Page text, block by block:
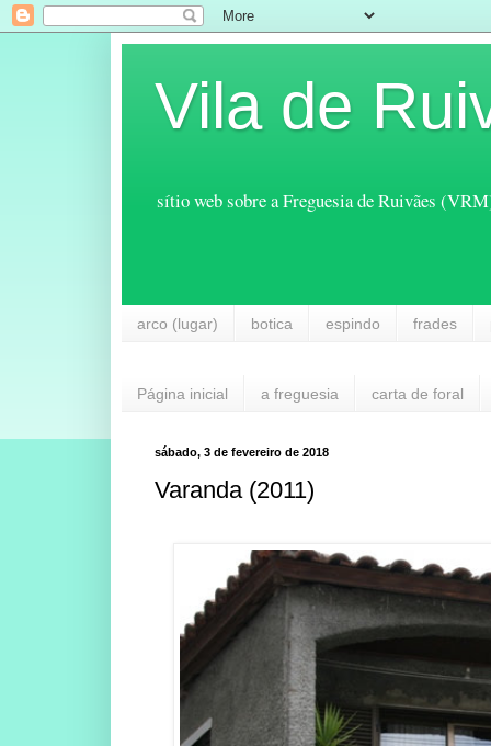
Vila de
sítio web sobre a Freguesia de Ruivães
arco (lugar) botica espindo frades
Página inicial a freguesia carta de foral
sábado, 3 de fevereiro de 2018
Varanda (2011)